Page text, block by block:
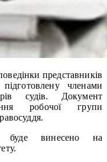
представників
членами
судів. Документ
робочої групи
буде винесено на